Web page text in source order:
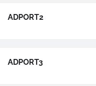
ADPORT2
ADPORT3